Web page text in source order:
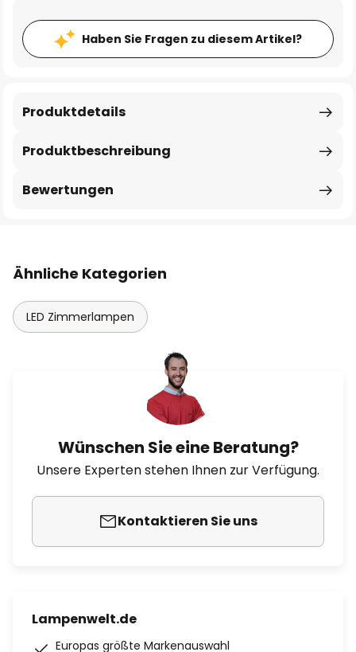
Haben Sie Fragen zu diesem Artikel?
Produktbeschreibung
Produktdetails
Bewertungen
Ähnliche Kategorien
LED Zimmerlampen
Wünschen Sie eine Beratung?
Unsere Experten stehen Ihnen zur Verfügung.
Kontaktieren Sie uns
Lampenwelt.de
Europas größte Markenauswahl